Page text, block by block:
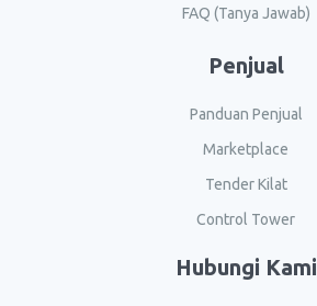
FAQ (Tanya Jawab)
Penjual
Panduan Penjual
Marketplace
Tender Kilat
Control Tower
Hubungi Kami